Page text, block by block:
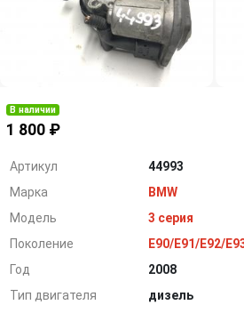
В наличии
1 800 ₽
Артикул
44993
Марка
BMW
Модель
3 серия
Поколение
E90/E91/E92/
Год
2008
Тип двигателя
дизель